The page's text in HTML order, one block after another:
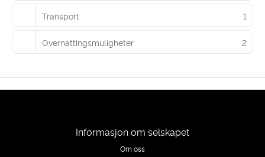
Transport 1
Overnattingsmuligheter 2
Informasjon om selskapet
Om oss